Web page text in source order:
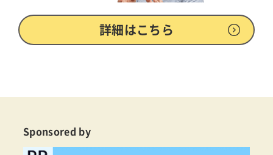
詳細はこちら
Sponsored by